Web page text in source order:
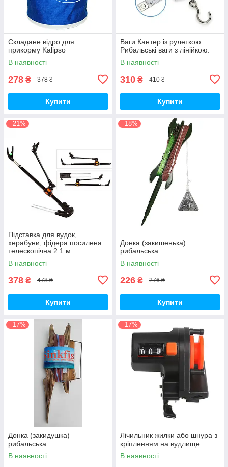
Складане відро для
прикорму Kalipso
В наявності
278 ₴ 378 ₴
Купити
Ваги Кантер із рулеткою.
Рибальські ваги з лінійкою.
В наявності
310 ₴ 410 ₴
Купити
–21%
Підставка для вудок,
херабуни, фідера посилена
телескопічна 2.1 м
В наявності
378 ₴ 478 ₴
Купити
–18%
Донка (закишенька)
рибальська
В наявності
226 ₴ 276 ₴
Купити
–17%
Донка (закидушка)
рибальська
В наявності
–17%
Лічильник жилки або шнура з
кріпленням на вудлище
В наявності